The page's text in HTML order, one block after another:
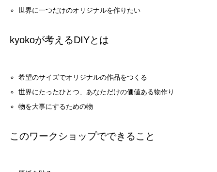
世界に一つだけのオリジナルを作りたい
kyokoが考えるDIYとは
希望のサイズでオリジナルの作品をつくる
世界にたったひとつ、あなただけの価値ある物作り
物を大事にするための物
このワークショップでできること